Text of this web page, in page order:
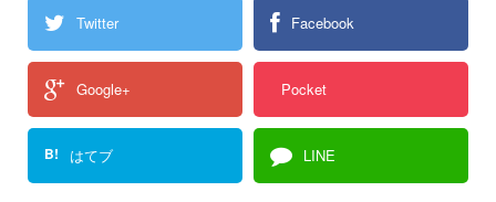
Twitter Facebook
Google+ Pocket
B! はてブ LINE